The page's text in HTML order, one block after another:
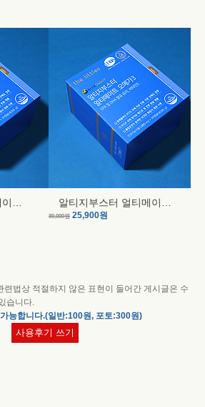
알티지부스터 얼티메이트 오메가3 알티지부스터 얼티메이트 오메가3
30,000원 25,900원
련법상 적절하지 않은 표현이 들어간 게시글은 수
습니다.
능합니다.(일반:100원, 포토:300원)
사용후기 쓰기